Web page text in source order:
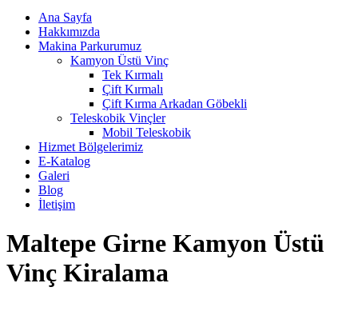
Ana Sayfa
Hakkımızda
Makina Parkurumuz
Kamyon Üstü Vinç
Tek Kırmalı
Çift Kırmalı
Çift Kırma Arkadan Göbekli
Teleskobik Vinçler
Mobil Teleskobik
Hizmet Bölgelerimiz
E-Katalog
Galeri
Blog
İletişim
Maltepe Girne Kamyon Üstü
Vinç Kiralama